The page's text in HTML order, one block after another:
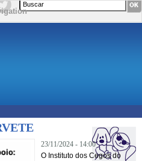
Formulário de busca
23/11/2024 - 14:00
O Instituto dos Cegos do